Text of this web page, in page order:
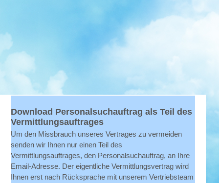
Download Personalsuchauftrag als Teil des
Vermittlungsauftrages
Um den Missbrauch unseres Vertrages zu vermeiden
senden wir Ihnen nur einen Teil des
Vermittlungsauftrages, den Personalsuchauftrag, an Ihre
Email-Adresse. Der eigentliche Vermittlungsvertrag wird
Ihnen erst nach Rücksprache mit unserem Vertriebsteam